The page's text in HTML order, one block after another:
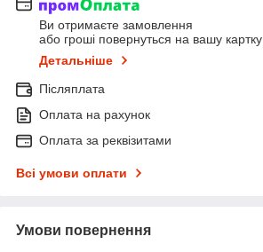
Ви отримаєте замовлення
або гроші повернуться на вашу картку
Детальніше
Післяплата
Оплата на рахунок
Оплата за реквізитами
Всі умови оплати
Умови повернення